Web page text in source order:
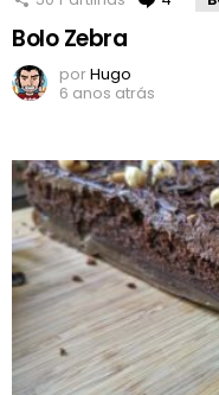
Bolo Zebra
porHugo
6 anos atrás